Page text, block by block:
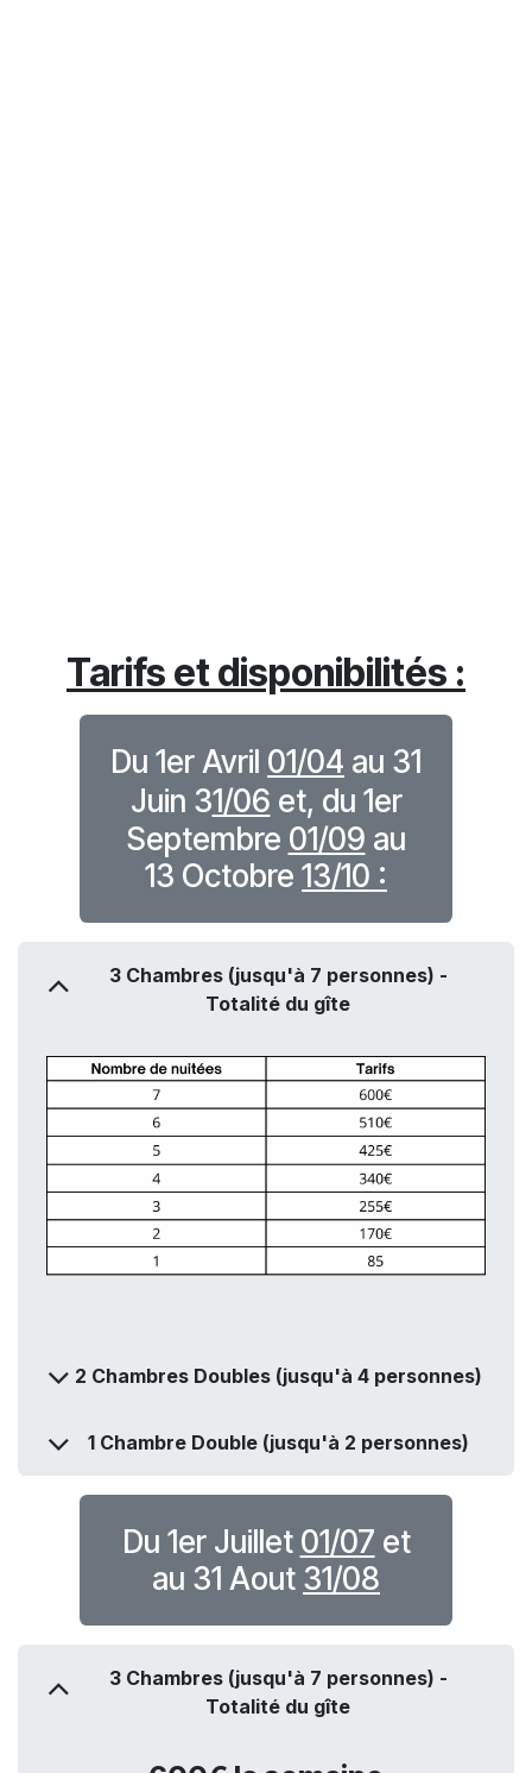
Tarifs et disponibilités :
Du 1er Avril 01/04 au 31
Juin 31/06 et, du 1er
Septembre 01/09 au
13 Octobre 13/10 :
3 Chambres (jusqu'à 7 personnes) -
Totalité du gîte
2 Chambres Doubles (jusqu'à 4 personnes)
1 Chambre Double (jusqu'à 2 personnes)
Du 1er Juillet 01/07 et
au 31 Aout 31/08
3 Chambres (jusqu'à 7 personnes) -
Totalité du gîte